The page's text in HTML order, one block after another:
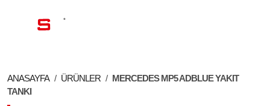
ANASAYFA / ÜRÜNLER / MERCEDES MP5 ADBLUE YAKIT
TANKI